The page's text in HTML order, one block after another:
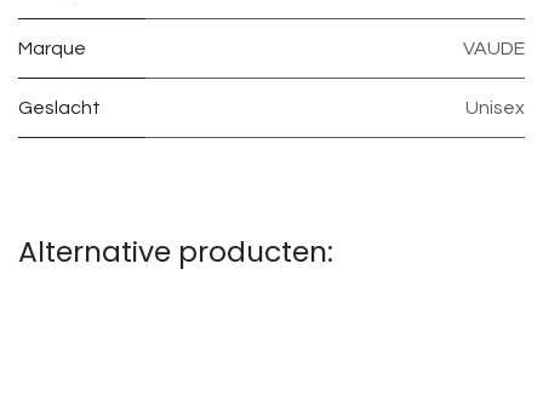
Marque VAUDE
Geslacht Unisex
Alternative producten: